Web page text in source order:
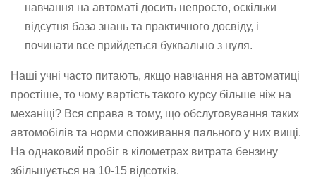
навчання на автоматі досить непросто, оскільки
відсутня база знань та практичного досвіду, і
починати все прийдеться буквально з нуля.
Наші учні часто питають, якщо навчання на автоматиці
простіше, то чому вартість такого курсу більше ніж на
механіці? Вся справа в тому, що обслуговування таких
автомобілів та норми споживання пального у них вищі.
На однаковий пробіг в кілометрах витрата бензину
збільшується на 10-15 відсотків.